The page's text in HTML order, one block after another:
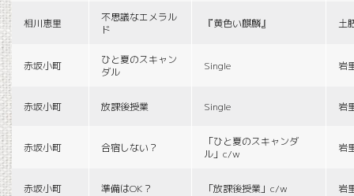
相川恵里
不思議なエメラル
ド
『黄色い麒麟』 土
赤坂小町
ひと夏のスキャン
ダル
Single 岩
赤坂小町 放課後授業 Single 岩
赤坂小町 合宿しない？
「ひと夏のスキャンダ
ル」c/w
岩
赤坂小町 準備はOK？ 「放課後授業」c/w 岩